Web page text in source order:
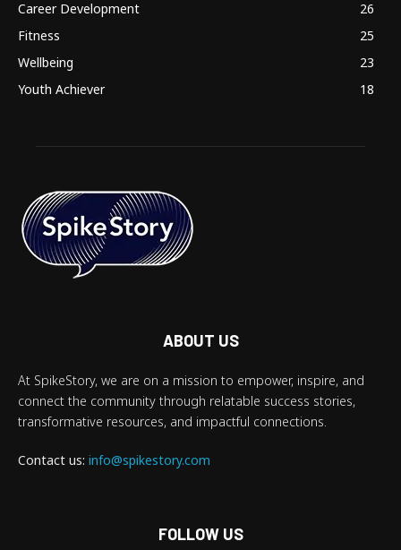
Career Development
26
Fitness
25
Wellbeing
23
Youth Achiever
18
ABOUT US
At SpikeStory, we are on a mission to empower, inspire, and
connect the community through relatable success stories,
transformative resources, and impactful connections.
Contact us: info@spikestory.com
FOLLOW US